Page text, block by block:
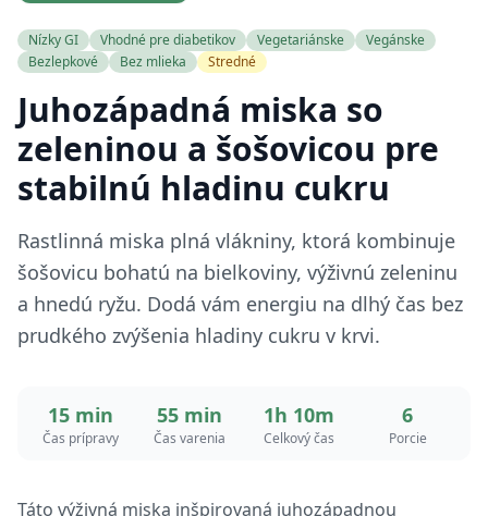
Nízky GI Vhodné pre diabetikov Vegetariánske
Vegánske
Bezlepkové
Bez mlieka Stredné
Juhozápadná miska so
zeleninou a šošovicou pre
stabilnú hladinu cukru
Rastlinná miska plná vlákniny, ktorá kombinuje
šošovicu bohatú na bielkoviny, výživnú zeleninu
a hnedú ryžu. Dodá vám energiu na dlhý čas bez
prudkého zvýšenia hladiny cukru v krvi.
15 min
Čas prípravy
55 min
Čas varenia
1h 10m
Celkový čas
6
Porcie
Táto výživná miska inšpirovaná juhozápadnou